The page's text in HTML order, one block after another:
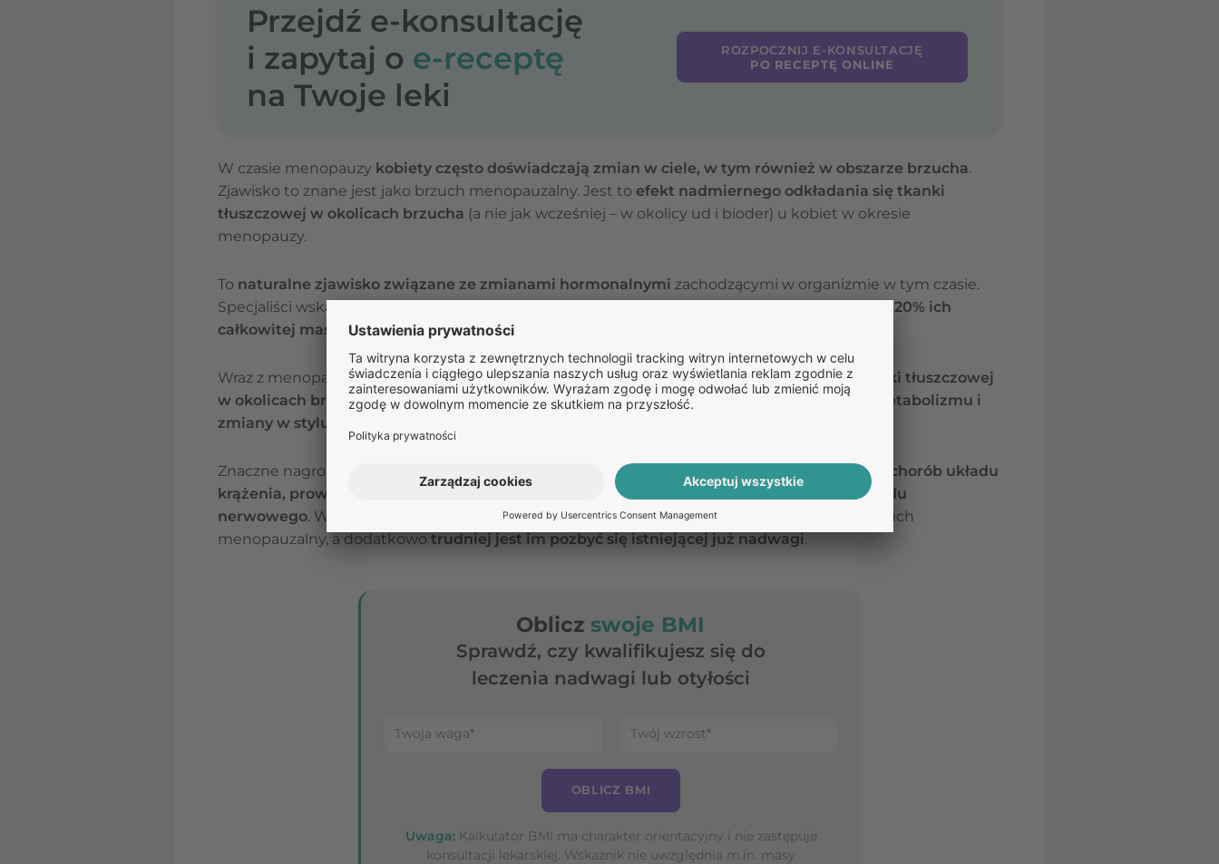
Przejdź e-konsultację
i zapytaj o e-receptę
na Twoje leki
ROZPOCZNIJ E-KONSULTACJĘ
PO RECEPTĘ ONLINE
W czasie menopauzy kobiety często doświadczają zmian w ciele, w tym również w obszarze brzucha.
Zjawisko to znane jest jako brzuch menopauzalny. Jest to efekt nadmiernego odkładania się tkanki
tłuszczowej w okolicach brzucha (a nie jak wcześniej – w okolicy ud i bioder) u kobiet w okresie
menopauzy.
To naturalne zjawisko związane ze zmianami hormonalnymi zachodzącymi w organizmie w tym czasie.
Specjaliści wskazują, że w tym okresie
kobiety mogą gromadzić tłuszcz stanowiący około 15-20% ich
całkowitej masy tłuszczowej.
Wraz z menopauząpoziomy estrogenów spadają, co może prowadzić do zwiększenia tkanki tłuszczowej
w okolicach brzucha, a niekiedy również w innych obszarach ciała. Również spowolnienie metabolizmu i
zmiany w stylu życia
Znaczne nagromadzenie tłuszczu wewnątrz jamy brzusznej może istotnie
zwiększać ryzyko chorób układu
krążenia, prowadzić do zaburzeń metabolicznych, a nawet skutkować zaburzeniami układu
nerwowego. W wieku okołomenopauzalnym kobiety są podatne na przyrost masy ciała i brzuch
menopauzalny, a dodatkowo trudniej jest im pozbyć się istniejącej już nadwagi.
Obliczswoje BMI
Sprawdź, czy kwalifikujesz się do
leczenia nadwagi lub otyłości
OBLICZ BMI
Uwaga:Kalkulator BMI ma charakter orientacyjny i nie zastępuje
konsultacji lekarskiej. Wskaźnik nie uwzględnia m.in. masy